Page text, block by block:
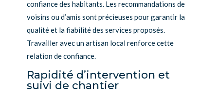
confiance des habitants. Les recommandations de
voisins ou d’amis sont précieuses pour garantir la
qualité et la fiabilité des services proposés.
Travailler avec un artisan local renforce cette
relation de confiance.
Rapidité d’intervention et
suivi de chantier